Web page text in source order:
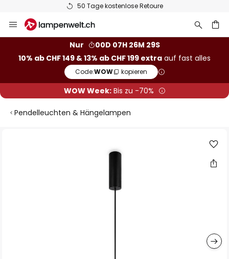
50 Tage kostenlose Retoure
Inhalt
Nur
00D 07H 26M 29S
10% ab CHF 149 & 13% ab CHF 199 extra auf fast alles
Code:WOW kopieren
WOW Week:Bis zu -70%
Pendelleuchten & Hängelampen